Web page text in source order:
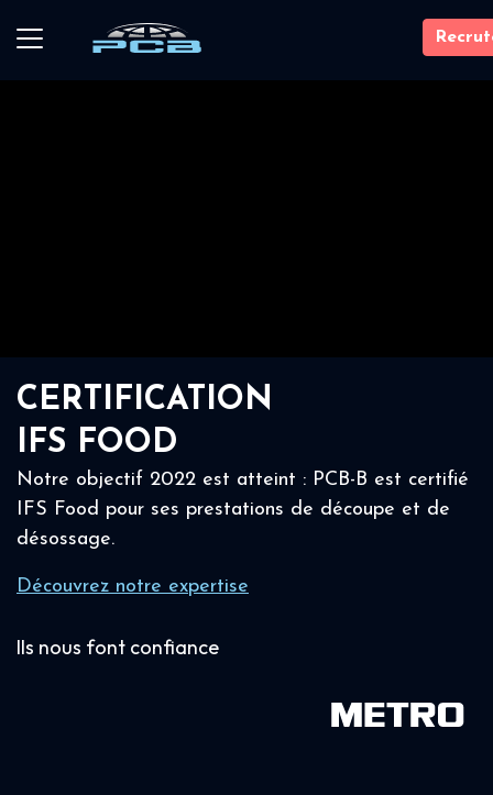
CERTIFICATION
IFS FOOD
Notre objectif 2022 est atteint : PCB-B est certifié
IFS Food pour ses prestations de découpe et de
désossage.
Découvrez notre expertise
Ils nous font confiance